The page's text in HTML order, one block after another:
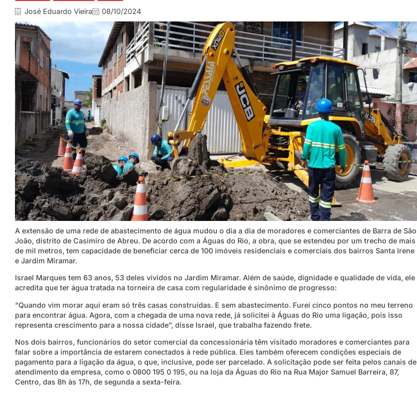
José Eduardo Vieira 08/10/2024
A extensão de uma rede de abastecimento de água mudou o dia a dia de moradores e comerciantes de Barra de São
João, distrito de Casimiro de Abreu. De acordo com a Águas do Rio, a obra, que se estendeu por um trecho de mais
de mil metros, tem capacidade de beneficiar cerca de 100 imóveis residenciais e comerciais dos bairros Santa Irene
e Jardim Miramar.
Israel Marques tem 63 anos, 53 deles vividos no Jardim Miramar. Além de saúde, dignidade e qualidade de vida, ele
acredita que ter água tratada na torneira de casa com regularidade é sinônimo de progresso:
“Quando vim morar aqui eram só três casas construídas. E sem abastecimento. Furei cinco pontos no meu terreno
para encontrar água. Agora, com a chegada de uma nova rede, já solicitei à Águas do Rio uma ligação, pois isso
representa crescimento para a nossa cidade”, disse Israel, que trabalha fazendo frete.
Nos dois bairros, funcionários do setor comercial da concessionária têm visitado moradores e comerciantes para
falar sobre a importância de estarem conectados à rede pública. Eles também oferecem condições especiais de
pagamento para a ligação da água, o que, inclusive, pode ser parcelado. A solicitação pode ser feita pelos canais de
atendimento da empresa, como o 0800 195 0 195, ou na loja da Águas do Rio na Rua Major Samuel Barreira, 87,
Centro, das 8h às 17h, de segunda a sexta-feira.